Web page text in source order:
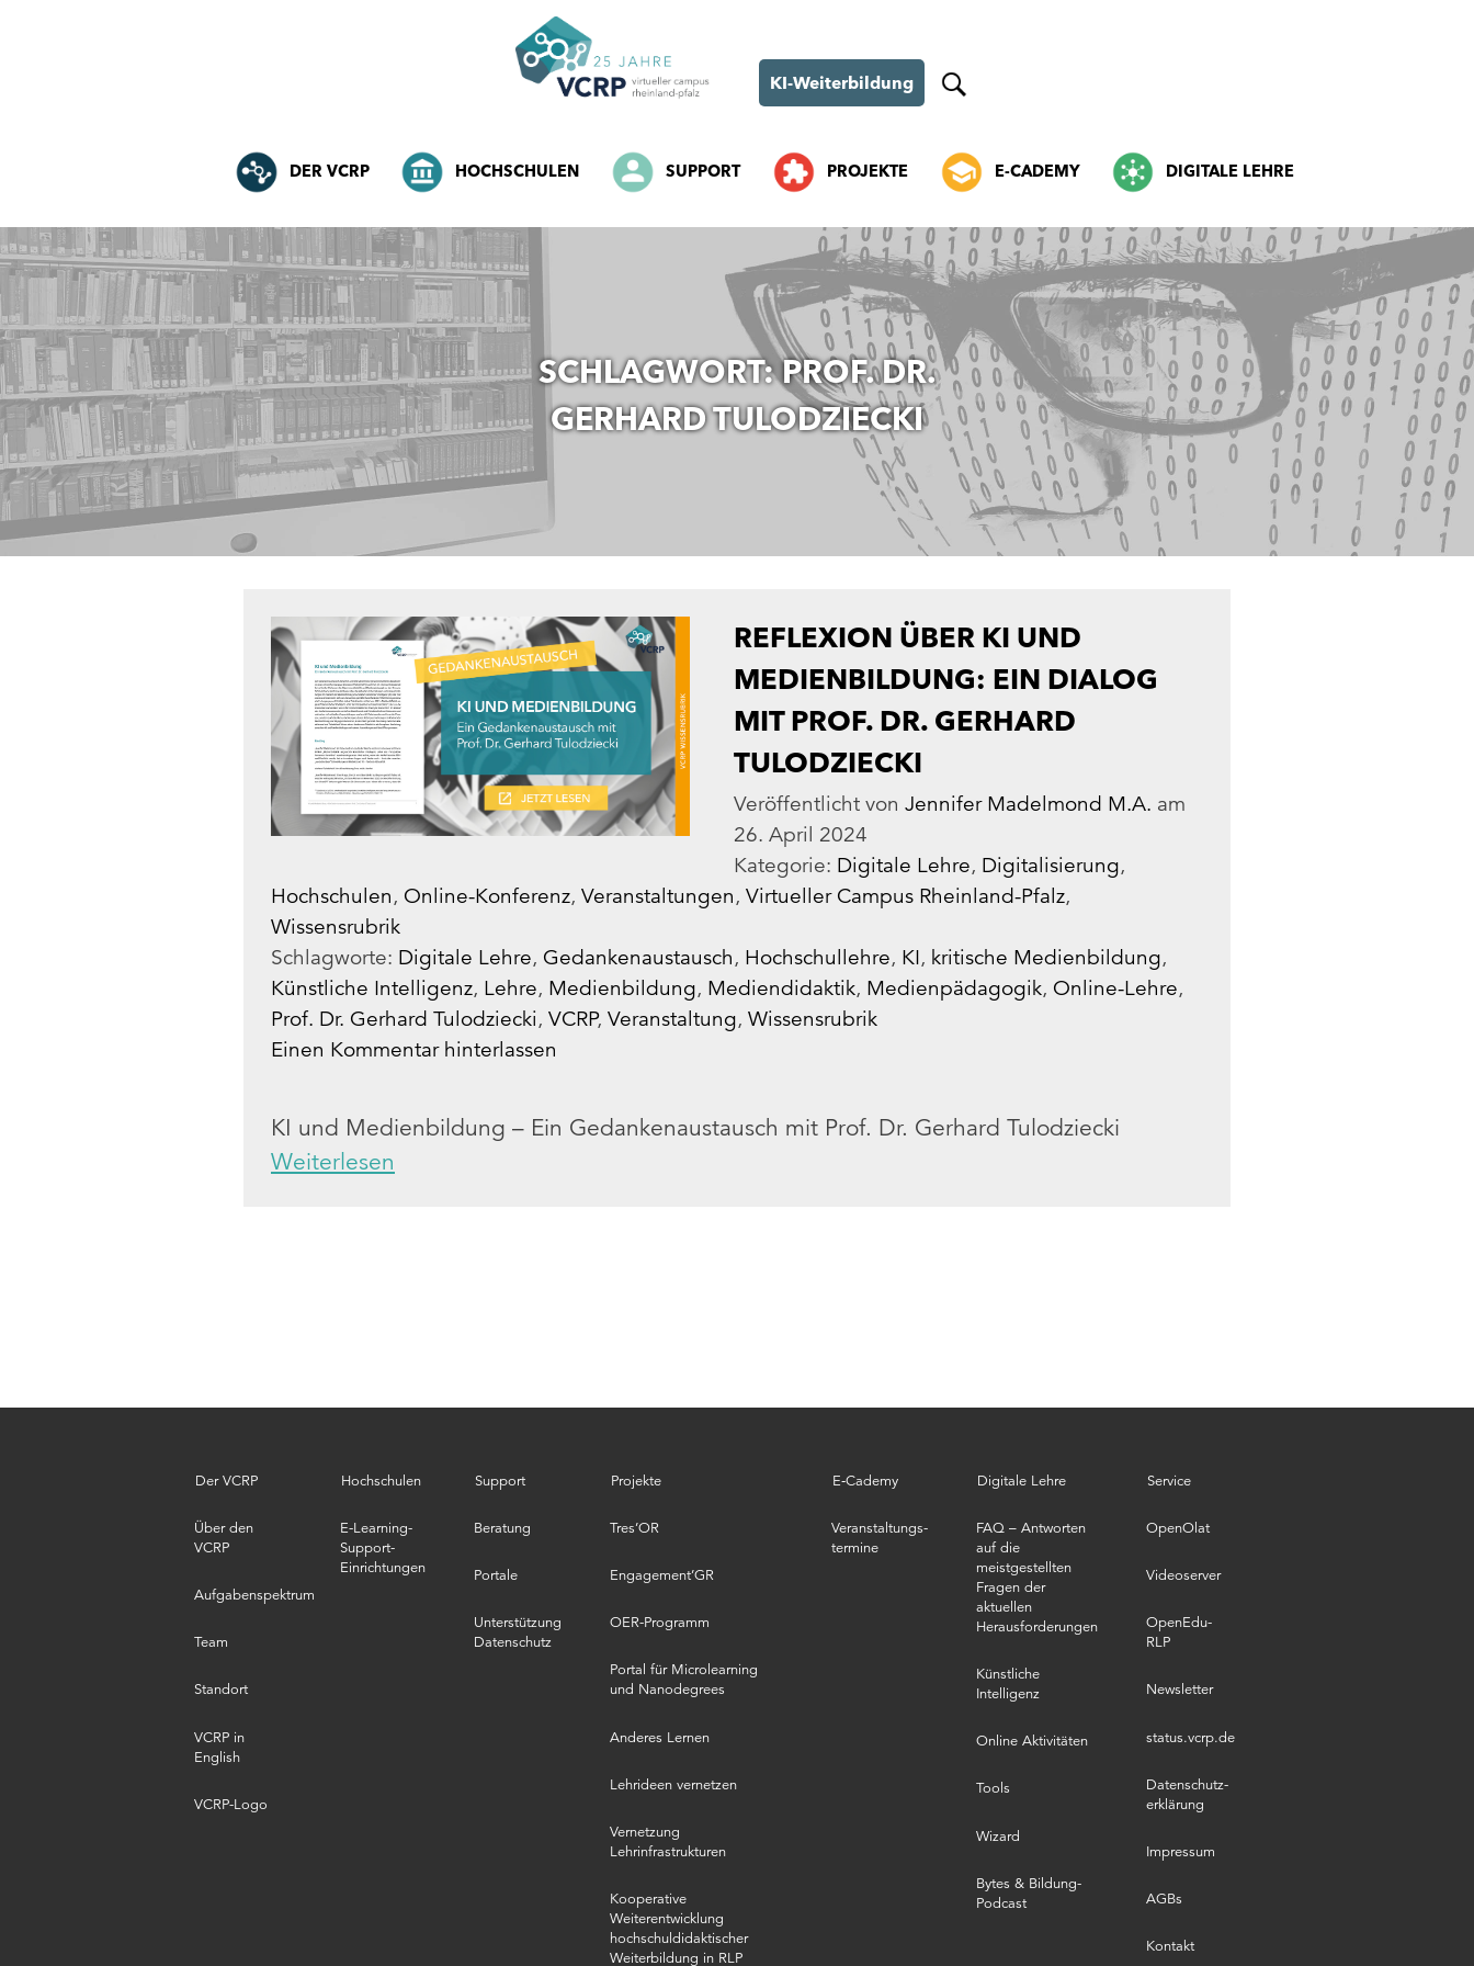
KI-Weiterbildung
SKIP
TO
CONTENT
DER VCRP HOCHSCHULEN SUPPORT PROJEKTE E-CADEMY DIGITALE LEHRE
SCHLAGWORT:PROF. DR.
GERHARD TULODZIECKI
REFLEXION ÜBER KI UND
MEDIENBILDUNG: EIN DIALOG
MIT PROF. DR. GERHARD
TULODZIECKI
Veröffentlicht von Jennifer Madelmond M.A. am
26. April 2024
Kategorie: Digitale Lehre, Digitalisierung,
Hochschulen, Online-Konferenz, Ver­an­stal­tun­gen, Virtueller Campus Rheinland-Pfalz,
Wissensrubrik
Schlagworte: Digitale Lehre, Gedankenaustausch, Hochschullehre, KI, kritische Medienbildung,
Künstliche Intelligenz, Lehre, Medienbildung, Mediendidaktik, Medienpädagogik, Online-Lehre,
Prof. Dr. Gerhard Tulodziecki, VCRP, Veranstaltung, Wissensrubrik
Einen Kommentar hinterlassen
KI und Medienbildung – Ein Gedankenaustausch mit Prof. Dr. Gerhard Tulodziecki
Weiterlesen
Der VCRP
Über den
VCRP
Aufgabenspektrum
Team
Standort
VCRP in
English
VCRP-Logo
Hochschulen
E-Learning-
Support-
Einrichtungen
Support
Beratung
Portale
Unterstützung
Datenschutz
Projekte
Tres’OR
Engagement’GR
OER-Programm
Portal für Microlearning
und Nanodegrees
Anderes Lernen
Lehrideen vernetzen
Vernetzung
Lehrinfrastrukturen
Kooperative
Weiterentwicklung
hochschuldidaktischer
Weiterbildung in RLP
E‑Cademy
Veranstaltungs­
termine
Digitale Lehre
FAQ – Antworten
auf die
meistgestellten
Fragen der
aktuellen
Herausforderungen
Künstliche
Intelligenz
Online Aktivitäten
Tools
Wizard
Bytes & Bildung-
Podcast
Service
OpenOlat
Videoserver
OpenEdu-
RLP
Newsletter
status.vcrp.de
Datenschutz­
erklärung
Impressum
AGBs
Kontakt